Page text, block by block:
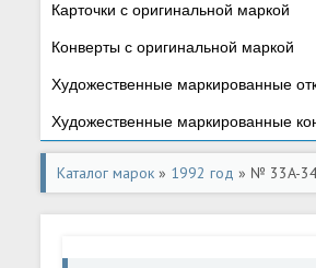
Карточки с оригинальной маркой
Конверты с оригинальной маркой
Художественные маркированные
Художественные маркированные
Каталог марок » 1992 год » № 33A-
стандартных почтовых марок